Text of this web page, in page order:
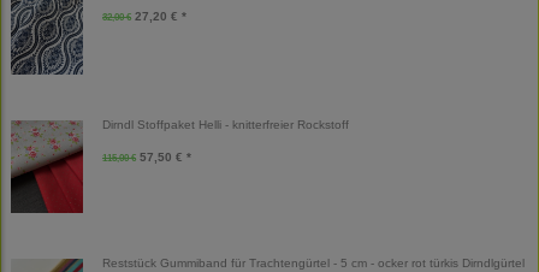
32,00 € 27,20 € *
Dirndl Stoffpaket Helli - knitterfreier Rockstoff
115,00 € 57,50 € *
Reststück Gummiband für Trachtengürtel - 5 cm - ocker rot türkis Dirndlgürtel